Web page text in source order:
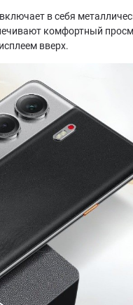
в себя
комфортный
вверх.